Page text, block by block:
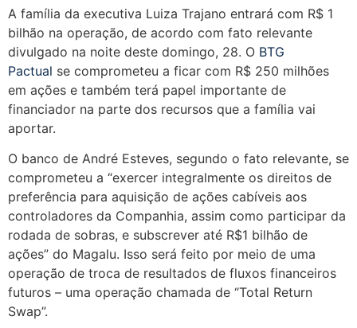
A família da executiva Luiza Trajano entrará com R$ 1
bilhão na operação, de acordo com fato relevante
divulgado na noite deste domingo, 28. O BTG
Pactual se comprometeu a ficar com R$ 250 milhões
em ações e também terá papel importante de
financiador na parte dos recursos que a família vai
aportar.
O banco de André Esteves, segundo o fato relevante, se
comprometeu a “exercer integralmente os direitos de
preferência para aquisição de ações cabíveis aos
controladores da Companhia, assim como participar da
rodada de sobras, e subscrever até R$1 bilhão de
ações” do Magalu. Isso será feito por meio de uma
operação de troca de resultados de fluxos financeiros
futuros – uma operação chamada de “Total Return
Swap”.